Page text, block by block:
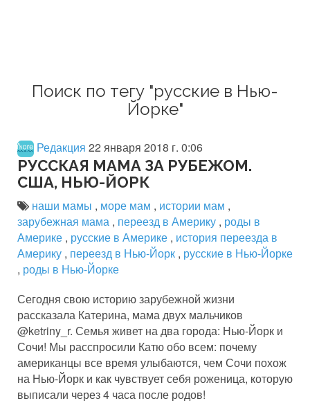
Поиск по тегу "русские в Нью-
Йорке"
Редакция 22 января 2018 г. 0:06
РУССКАЯ МАМА ЗА РУБЕЖОМ.
США, НЬЮ-ЙОРК
наши мамы , море мам , истории мам ,
зарубежная мама , переезд в Америку , роды в
Америке , русские в Америке , история переезда в
Америку , переезд в Нью-Йорк , русские в Нью-Йорке
, роды в Нью-Йорке
Сегодня свою историю зарубежной жизни
рассказала Катерина, мама двух мальчиков
@ketriny_r. Семья живет на два города: Нью-Йорк и
Сочи! Мы расспросили Катю обо всем: почему
американцы все время улыбаются, чем Сочи похож
на Нью-Йорк и как чувствует себя роженица, которую
выписали через 4 часа после родов!